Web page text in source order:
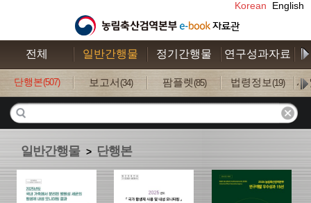
Korean English
전체 일반간행물 정기간행물 연구성과자료
단행본(507) 보고서 (34) 팜플렛 (85) 법령정보(19) 사
일반간행물 > 단행본